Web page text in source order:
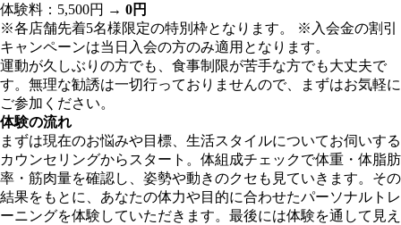
体験料：5,500円 → 0円
※各店舗先着5名様限定の特別枠となります。 ※入会金の割引
キャンペーンは当日入会の方のみ適用となります。
運動が久しぶりの方でも、食事制限が苦手な方でも大丈夫で
す。無理な勧誘は一切行っておりませんので、まずはお気軽に
ご参加ください。
体験の流れ
まずは現在のお悩みや目標、生活スタイルについてお伺いする
カウンセリングからスタート。体組成チェックで体重・体脂肪
率・筋肉量を確認し、姿勢や動きのクセも見ていきます。その
結果をもとに、あなたの体力や目的に合わせたパーソナルトレ
ーニングを体験していただきます。最後には体験を通して見え